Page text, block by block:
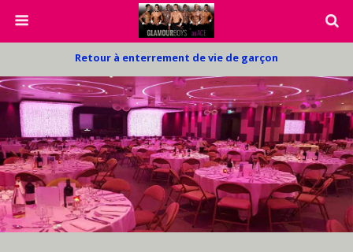
Retour à enterrement de vie de garçon